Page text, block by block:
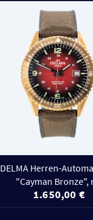
DELMA Herren-
"Cayman Bronze",
1.650,00 €